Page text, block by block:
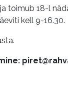
toimub 18-l
kell 9-16.30.